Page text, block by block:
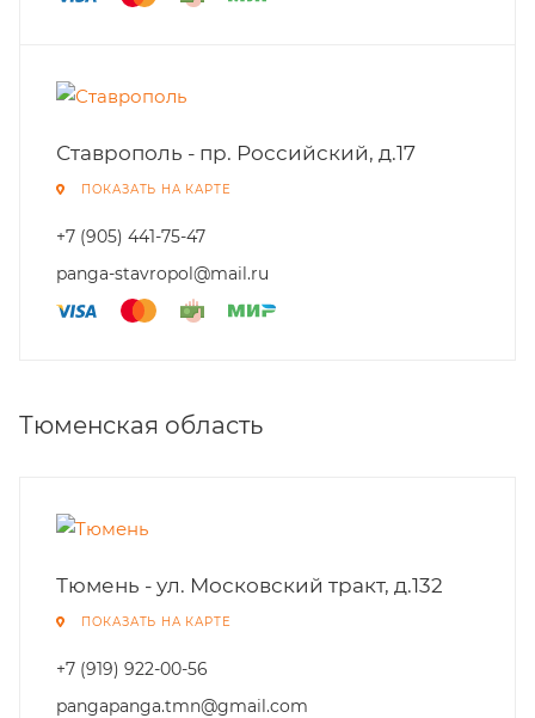
Ставрополь - пр. Российский, д.17
ПОКАЗАТЬ НА КАРТЕ
+7 (905) 441-75-47
panga-stavropol@mail.ru
Тюменская область
Тюмень - ул. Московский тракт, д.132
ПОКАЗАТЬ НА КАРТЕ
+7 (919) 922-00-56
pangapanga.tmn@gmail.com